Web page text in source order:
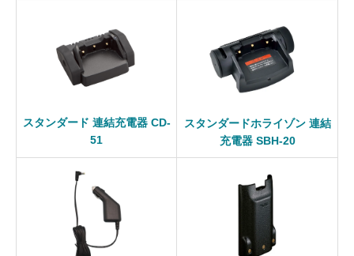
スタンダード 連結充電器 CD-
51
スタンダードホライゾン 連結
充電器 SBH-20